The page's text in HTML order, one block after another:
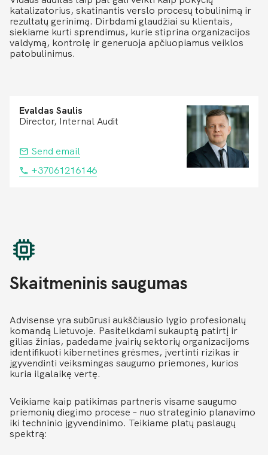
katalizatorius, skatinantis verslo procesų tobulinimą ir
rezultatų gerinimą. Dirbdami glaudžiai su klientais,
siekiame kurti sprendimus, kurie stiprina organizacijos
valdymą, kontrolę ir generuoja apčiuopiamus veiklos
patobulinimus.
Evaldas Saulis
Director, Internal Audit
Send email
+37061216146
Skaitmeninis saugumas
Advisense yra subūrusi aukščiausio lygio profesionalų
komandą Lietuvoje. Pasitelkdami sukauptą patirtį ir
gilias žinias, padedame įvairių sektorių organizacijoms
identifikuoti kibernetines grėsmes, įvertinti rizikas ir
įgyvendinti veiksmingas saugumo priemones, kurios
kuria ilgalaikę vertę.
Veikiame kaip patikimas partneris visame saugumo
priemonių diegimo procese – nuo strateginio planavimo
iki techninio įgyvendinimo. Teikiame platų paslaugų
spektrą: